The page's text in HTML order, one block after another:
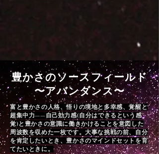
豊かさのソースフィールド
〜アバンダンス〜
富と豊かさの人格、悟りの境地と多幸感、覚醒と
超集中力——自己効力感(自分はできるという感
覚)と豊かさの意識に働きかけることを意図した
周波数を収めた一枚です。大事な挑戦の前、自分
を肯定したいとき、豊かさのマインドセットを育
てたいときに。